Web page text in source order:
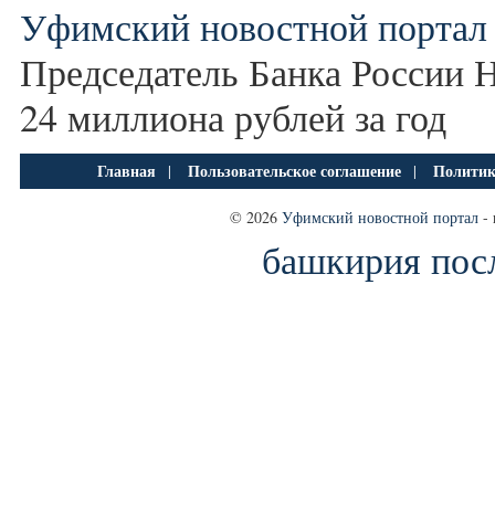
Уфимский новостной портал
Председатель Банка России
24 миллиона рублей за год
Главная | Пользовательское соглашение |
© 2026 Уфимский новостной портал -
башкирия